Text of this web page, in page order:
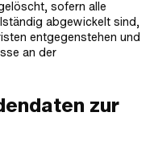
sofern alle
abgewickelt sind,
entgegenstehen und
an der
zur